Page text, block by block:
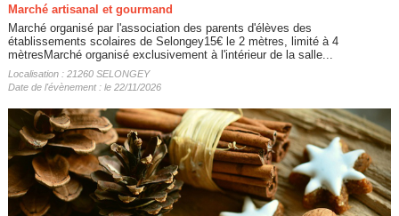
Marché artisanal et gourmand
Marché organisé par l'association des parents d'élèves des
établissements scolaires de Selongey15€ le 2 mètres, limité à 4
mètresMarché organisé exclusivement à l'intérieur de la salle...
Localisation : 21260 SELONGEY
Date de l'évènement : le 22/11/2026